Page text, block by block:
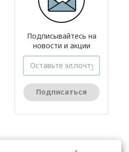
Подписывайтесь на
новости и акции
Подписаться